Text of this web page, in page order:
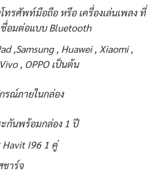
ทรศัพท์มือถือ หรือ เครื่องเล่นเพลง ที่
ชื่อมต่อแบบ Bluetooth
,Samsung , Huawei , Xiaomi ,
, OPPO เป็นต้น
รณ์ภายในกล่อง
กันพร้อมกล่อง 1 ปี
I96 1 คู่
ชาร์จ